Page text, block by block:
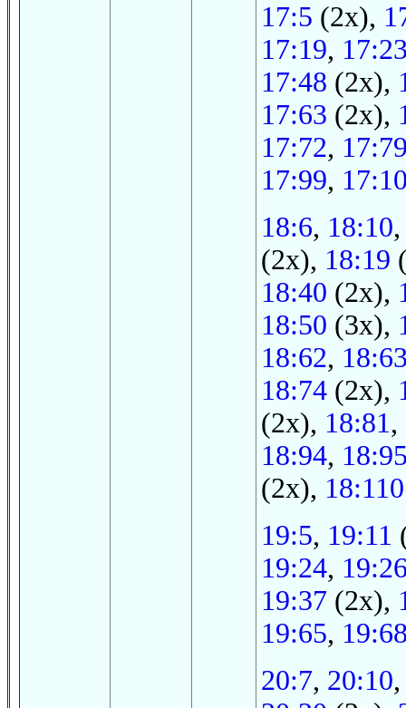
17:5 (2x),
17:19,
17:48 (2x),
17:63 (2x),
17:72,
17:99,
18:6, 18:10
(2x), 18:19
18:40 (2x),
18:50 (3x),
18:62,
18:74 (2x),
(2x), 18:81,
18:94,
(2x), 18:110
19:5, 19:11
19:24,
19:37 (2x),
19:65,
20:7, 20:10